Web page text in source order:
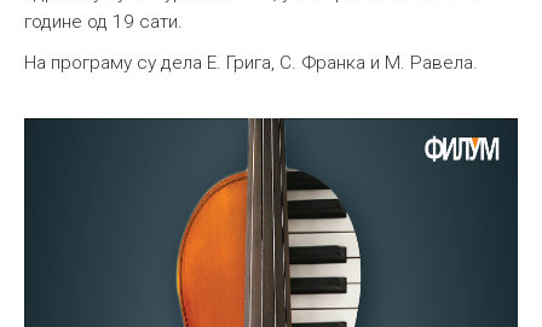
године од 19 сати.
На програму су дела Е. Грига, С. Франка и М. Равела.